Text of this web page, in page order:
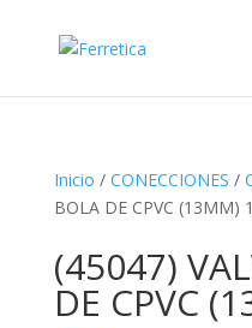
Inicio / CONECCIONES /
BOLA DE CPVC (13MM)
(45047)
DE CPVC